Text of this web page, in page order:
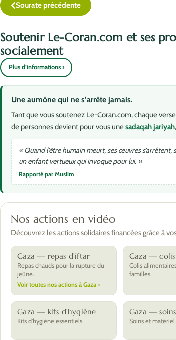
Sourate précédente
Soutenir Le-Coran.com et ses
socialement
Plus d’informations ›
Une aumône qui ne s’arrête jamais.
Tant que vous soutenez Le-Coran.com, chaque
de personnes devient pour vous unesadaqah jariyah
« Quand l’être humain meurt, ses œuvres
un enfant vertueux qui invoque pour lui. »
Rapporté par Muslim
Nos actions en vidéo
Découvrez les actions solidaires financées grâce à
Gaza — repas d'iftar
Repas chauds pour la rupture du
jeûne.
Voir toutes nos actions à Gaza ›
Gaza —
Colis
familles.
Gaza — kits d'hygiène
Kits d'hygiène essentiels.
Gaza —
Soins et matériel